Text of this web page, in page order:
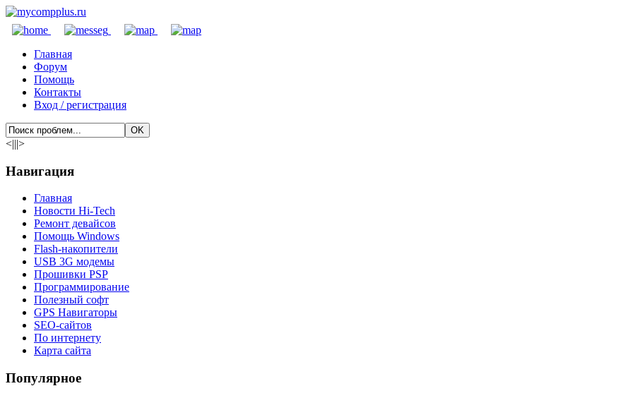
Главная
Форум
Помощь
Контакты
Вход / регистрация
<|||>
Навигация
Главная
Новости Hi-Tech
Ремонт девайсов
Помощь Windows
Flash-накопители
USB 3G модемы
Прошивки PSP
Программирование
Полезный софт
GPS Навигаторы
SEO-сайтов
По интернету
Карта сайта
Популярное